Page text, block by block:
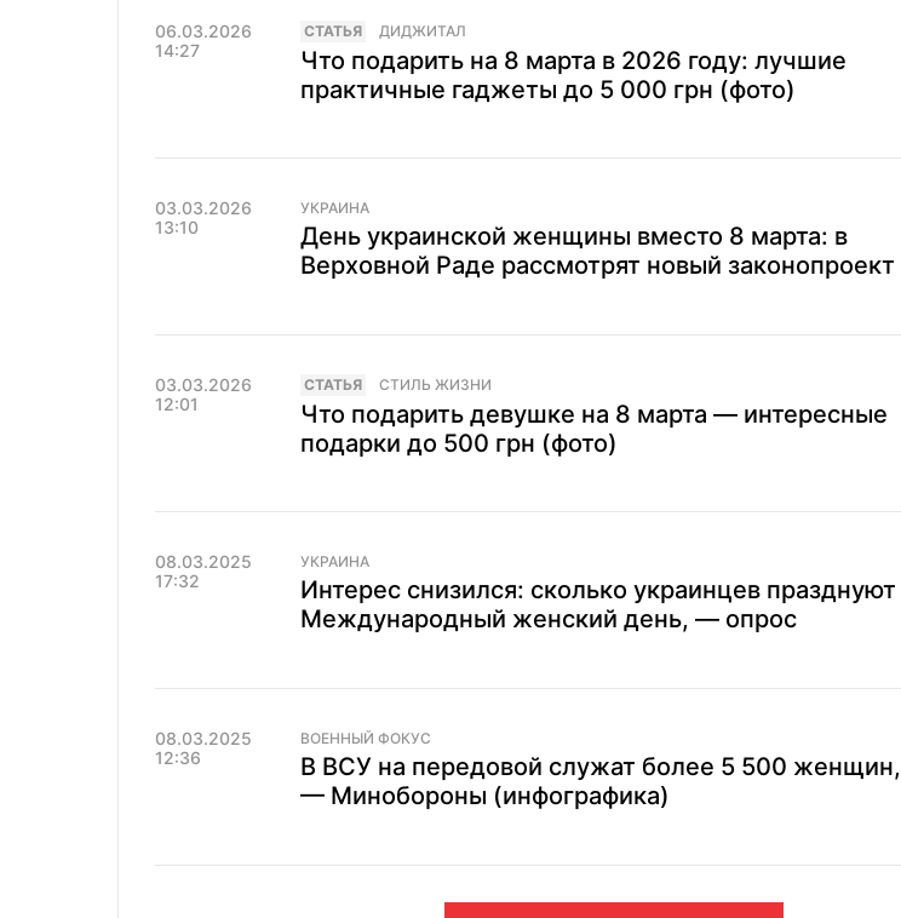
06.03.2026
14:27
CТАТЬЯ ДИДЖИТАЛ
Что подарить на 8 марта в 2026 году: лучшие
практичные гаджеты до 5 000 грн (фото)
03.03.2026
13:10
УКРАИНА
День украинской женщины вместо 8 марта: в
Верховной Раде рассмотрят новый законопроект
03.03.2026
12:01
CТАТЬЯ СТИЛЬ ЖИЗНИ
Что подарить девушке на 8 марта — интересные
подарки до 500 грн (фото)
08.03.2025
17:32
УКРАИНА
Интерес снизился: сколько украинцев празднуют
Международный женский день, — опрос
08.03.2025
12:36
ВОЕННЫЙ ФОКУС
В ВСУ на передовой служат более 5 500 женщин,
— Минобороны (инфографика)